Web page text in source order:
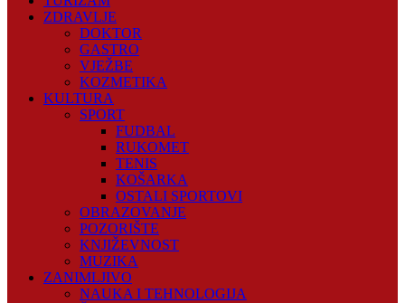
ZDRAVLJE
DOKTOR
GASTRO
VJEŽBE
KOZMETIKA
KULTURA
SPORT
FUDBAL
RUKOMET
TENIS
KOŠARKA
OSTALI SPORTOVI
OBRAZOVANJE
POZORIŠTE
KNJIŽEVNOST
MUZIKA
ZANIMLJIVO
NAUKA I TEHNOLOGIJA